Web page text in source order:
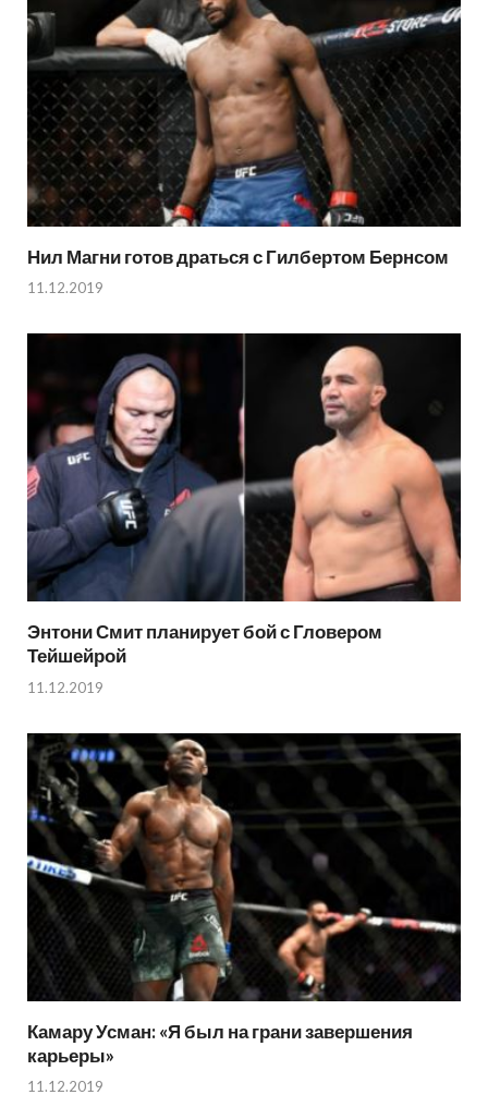
Нил Магни готов драться с Гилбертом Бернсом
11.12.2019
Энтони Смит планирует бой с Гловером
Тейшейрой
11.12.2019
Камару Усман: «Я был на грани завершения
карьеры»
11.12.2019